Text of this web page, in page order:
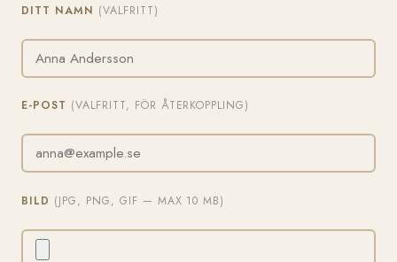
DITT NAMN (VALFRITT)
E-POST (VALFRITT, FÖR ÅTERKOPPLING)
BILD (JPG, PNG, GIF — MAX 10 MB)